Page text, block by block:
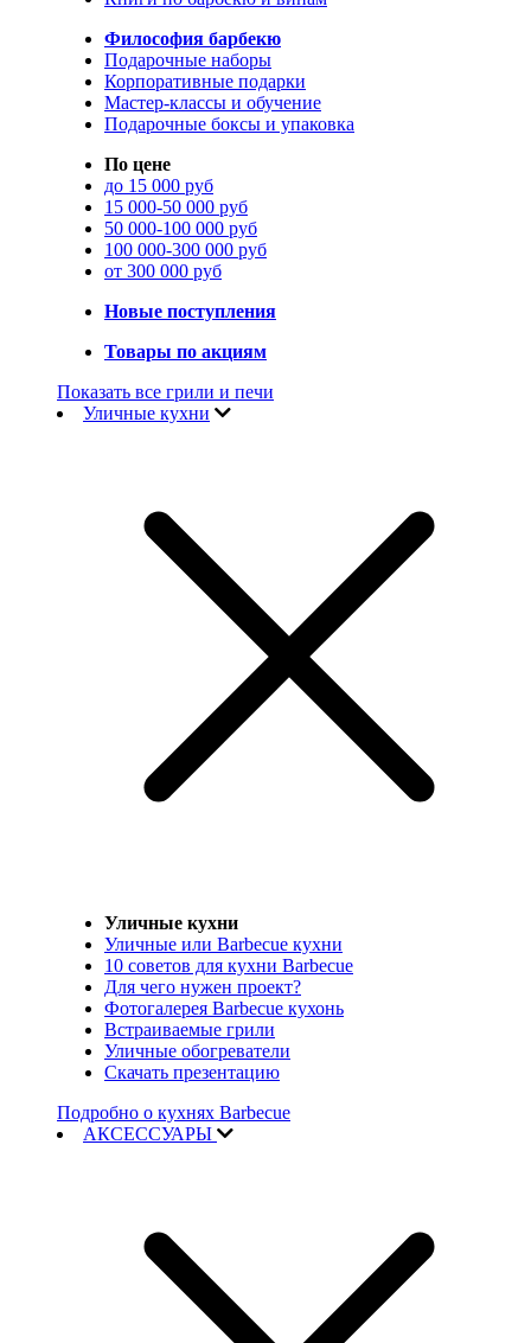
Философия барбекю
Подарочные наборы
Корпоративные подарки
Мастер-классы и обучение
Подарочные боксы и упаковка
По цене
до 15 000 руб
15 000-50 000 руб
50 000-100 000 руб
100 000-300 000 руб
от 300 000 руб
Новые поступления
Товары по акциям
Показать все грили и печи
Уличные кухни
Уличные кухни
Уличные или Barbecue кухни
10 советов для кухни Barbecue
Для чего нужен проект?
Фотогалерея Barbecue кухонь
Встраиваемые грили
Уличные обогреватели
Скачать презентацию
Подробно о кухнях Barbecue
АКСЕССУАРЫ